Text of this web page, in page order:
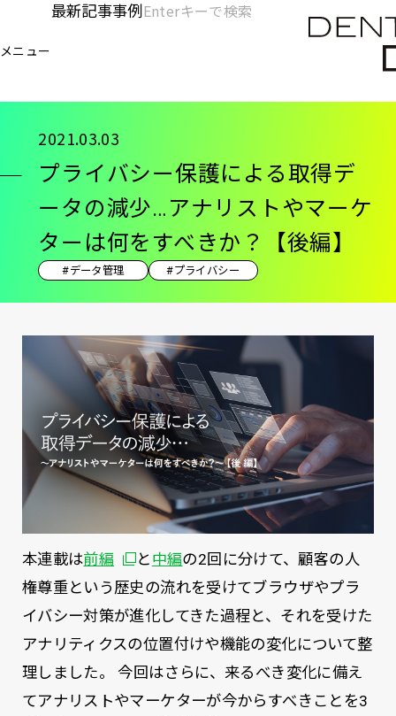
ン
ン
ツ
メニュー
[KC]
メ
イ
最新記事事例
検
索
プ
プライバシー保護による取得デ
ータの減少…アナリストやマーケ
ターは何をすべきか？【後編】
2021.03.03
#データ管理 #プライバシー
本連載は前編 別ウィンドウで開く
と 中編の2回に分けて、顧客の人
権尊重という歴史の流れを受けてブラウザやプラ
イバシー対策が進化してきた過程と、それを受けた
アナリティクスの位置付けや機能の変化について整
理しました。 今回はさらに、来るべき変化に備え
てアナリストやマーケターが今からすべきことを3